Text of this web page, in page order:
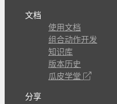
文档
使用文档
组合动作开发
知识库
版本历史
瓜皮学堂
分享